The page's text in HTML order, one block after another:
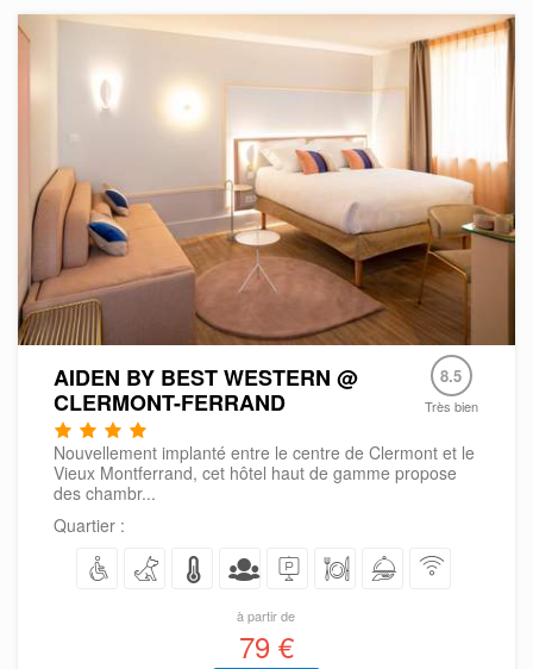
AIDEN BY BEST WESTERN @
CLERMONT-FERRAND
8.5
Très bien
Nouvellement implanté entre le centre de Clermont et le
Vieux Montferrand, cet hôtel haut de gamme propose
des chambr...
Quartier :
à partir de
79 €